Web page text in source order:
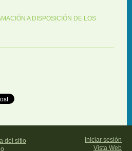
A DISPOSICIÓN DE LOS
del sitio
Iniciar sesión
Vista Web